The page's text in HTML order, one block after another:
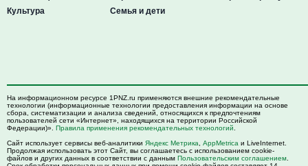
Культура
Семья и дети
На информационном ресурсе 1PNZ.ru применяются внешние рекомендательные
технологии (информационные технологии предоставления информации на основе
сбора, систематизации и анализа сведений, относящихся к предпочтениям
пользователей сети «Интернет», находящихся на территории Российской
Федерации)». Правила применения рекомендательных технологий
Сайт использует сервисы веб-аналитики Яндекс Метрика AppMetrica и LiveInternet.
Продолжая использовать этот Сайт, вы соглашаетесь с использованием cookie-
файлов и других данных в соответствии с данным Пользовательским соглашением